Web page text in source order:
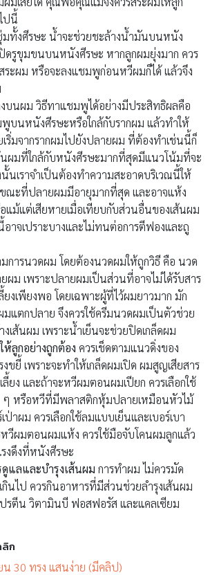
ปนี้
ทั้งศีรษะ น้ำจะช่วยชะล้างน้ำมันบนหนัง
ดรูขุมขนบนหนังศีรษะ หากลูกผมยุ่งมาก ควร
ะผม หรือจะลงแชมพูก่อนหวีผมก็ได้ แล้วจึง
บนผม วิธีทาแชมพูได้อย่างมีประสิทธิผลคือ
บนหนังศีรษะหรือใกล้กับรากผม แล้วทำให้
เริ่มจากรากผมไปยังปลายผม ที่ต้องทำเช่นนี้ก็
นผมที่ใกล้กับหนังศีรษะมากที่สุดมีแนวโน้มที่จะ
นเราจำเป็นต้องทำความสะอาดบริเวณนี้ให้
ณะที่ปลายผมมีอายุมากที่สุด และอาจแห้ง
แม้แต่เสียหายเมื่อเทียบกับส่วนอื่นของเส้นผม
าจเปราะบางและไม่ทนต่อการตีฟองและถู
การนวดผม โดยต้องนวดผมให้ถูกวิธี คือ นวด
ผม เพราะปลายผมเป็นส่วนที่อาจไม่ได้รับสาร
ยงเพียงพอ โดยเฉพาะผู้ที่ไว้ผมยาวมาก มัก
แตกปลาย จึงควรใช้ครีมนวดผมเป็นตัวช่วย
งเส้นผม เพราะน้ำเย็นจะช่วยปิดเกล็ดผม
ลูกอย่างถูกต้อง ควรเช็ดตามแนวดิ่งของ
ขยี้ เพราะจะทำให้เกล็ดผมเปิด ผมสูญเสียสาร
ยง และถ้าจะหวีผมตอนผมเปียก ควรเลือกใช้
ๆ หรือหวีที่มีพลาสติกหุ้มปลายเหมือนหัวไม้
ป่าผม ควรเลือกใช้ลมแบบเย็นและเบอร์เบา
วีผมตอนผมแห้ง ควรใช้มือจับโคนผมลูกแล้ว
งดึงที่หนังศีรษะ
แลและบำรุงเส้นผม การทำผม ไม่ควรมัด
นไป ควรกินอาหารที่มีส่วนช่วยลำรุงเส้นผม
รตีน วิตามินบี ฟอสฟอรัส และแคลเซียม
ก
น 30 ทรง แสนง่าย (มีคลิป)